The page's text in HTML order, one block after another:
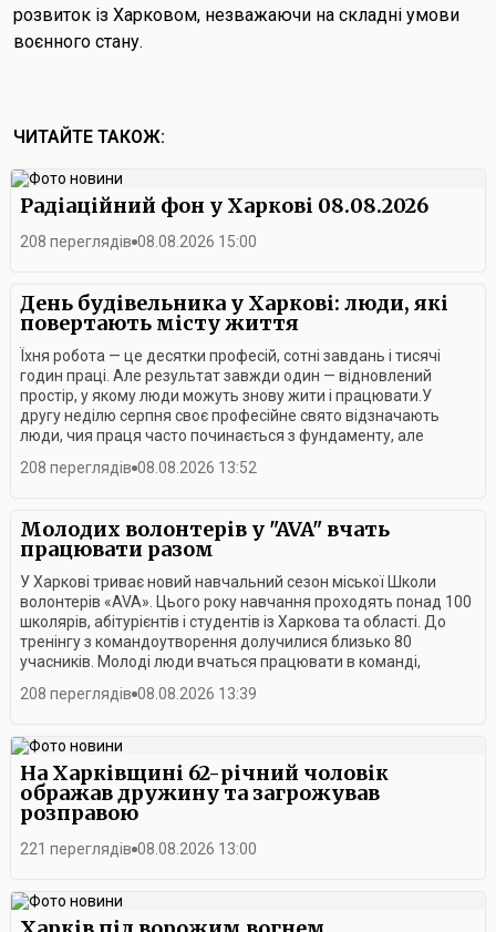
розвиток із Харковом, незважаючи на складні умови
воєнного стану.
ЧИТАЙТЕ ТАКОЖ:
Радіаційний фон у Харкові 08.08.2026
208 переглядів 08.08.2026 15:00
День будівельника у Харкові: люди, які
повертають місту життя
Їхня робота — це десятки професій, сотні завдань і тисячі
годин праці. Але результат завжди один — відновлений
простір, у якому люди можуть знову жити і працювати.У
другу неділю серпня своє професійне свято відзначають
люди, чия праця часто починається з фундаменту, але
будівельника для Харкова — це не лише професійне свято, а
особлива місія — відновлювати Харків, що зазнав численних
руйнувань через російську агресію. Війна змінила їхню
роботу: додала нових завдань, складних умов і
відповідальності. Та попри все вони продовжують
працювати — заради міста та його людей.Для будівельника
результат роботи — це те, що можна побачити й до чого
можна доторкнутися. Будинок, який постав із фундаменту,
відновлена після обстрілу оселя, нова школа чи лікарня. За
кожним таким об’єктом — праця десятків людей різних
Ігор Терехов. Кращим представникам галузі вручили цінні
подарунки, грамоти виконавчого комітету та подяки міського
голови.Після офіційної частини на гостей свята чекала
музична програма. Будівельники змогли хоча б ненадовго
відволіктися від щоденних викликів, насолодитися творчістю
глядачів став виступ гурту «Друга Ріка».
208 переглядів 08.08.2026 13:52
Молодих волонтерів у "AVA" вчать
працювати разом
У Харкові триває новий навчальний сезон міської Школи
волонтерів «AVA». Цього року навчання проходять понад 100
школярів, абітурієнтів і студентів із Харкова та області. До
тренінгу з командоутворення долучилися близько 80
учасників. Молоді люди вчаться працювати в команді,
друзів.Учасники розповідають, що заняття допомагають їм
навчання у вишах та активної громадської
діяльності.Організатори наголошують, що для волонтера
важливо не лише мати бажання допомагати, а й уміти
працювати в команді, знаходити компроміси та ефективно
взаємодіяти з людьми під час проведення міських заходів.У
департаменті зазначають, що навчання у Школі волонтерів
«AVA» триватиме й надалі. Попереду на учасників чекають
де вони зможуть застосувати здобуті знання на практиці.
208 переглядів 08.08.2026 13:39
На Харківщині 62-річний чоловік
ображав дружину та загрожував
розправою
221 переглядів 08.08.2026 13:00